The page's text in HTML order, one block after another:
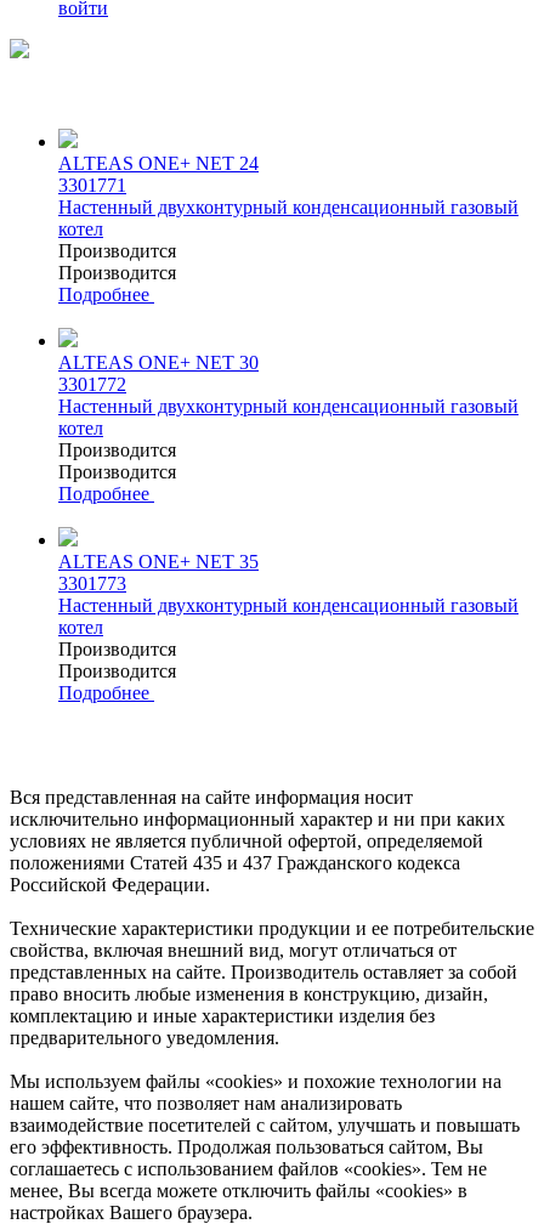
войти
ALTEAS ONE+ NET 24
3301771
Настенный двухконтурный конденсационный газовый
котел
Производится
Производится
Подробнее
ALTEAS ONE+ NET 30
3301772
Настенный двухконтурный конденсационный газовый
котел
Производится
Производится
Подробнее
ALTEAS ONE+ NET 35
3301773
Настенный двухконтурный конденсационный газовый
котел
Производится
Производится
Подробнее
Вся представленная на сайте информация носит
исключительно информационный характер и ни при каких
условиях не является публичной офертой, определяемой
положениями Статей 435 и 437 Гражданского кодекса
Российской Федерации.
Технические характеристики продукции и ее потребительские
свойства, включая внешний вид, могут отличаться от
представленных на сайте. Производитель оставляет за собой
право вносить любые изменения в конструкцию, дизайн,
комплектацию и иные характеристики изделия без
предварительного уведомления.
Мы используем файлы «cookies» и похожие технологии на
нашем сайте, что позволяет нам анализировать
взаимодействие посетителей с сайтом, улучшать и повышать
его эффективность. Продолжая пользоваться сайтом, Вы
соглашаетесь с использованием файлов «cookies». Тем не
менее, Вы всегда можете отключить файлы «cookies» в
настройках Вашего браузера.